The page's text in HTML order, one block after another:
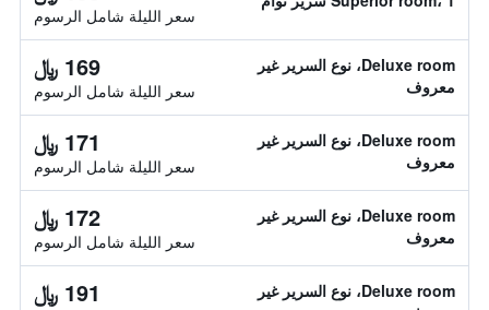
سعر الليلة شامل الرسوم
Deluxe room، نوع السرير غير
معروف
169 ﷼
سعر الليلة شامل الرسوم
Deluxe room، نوع السرير غير
معروف
171 ﷼
سعر الليلة شامل الرسوم
Deluxe room، نوع السرير غير
معروف
172 ﷼
سعر الليلة شامل الرسوم
Deluxe room، نوع السرير غير
191 ﷼